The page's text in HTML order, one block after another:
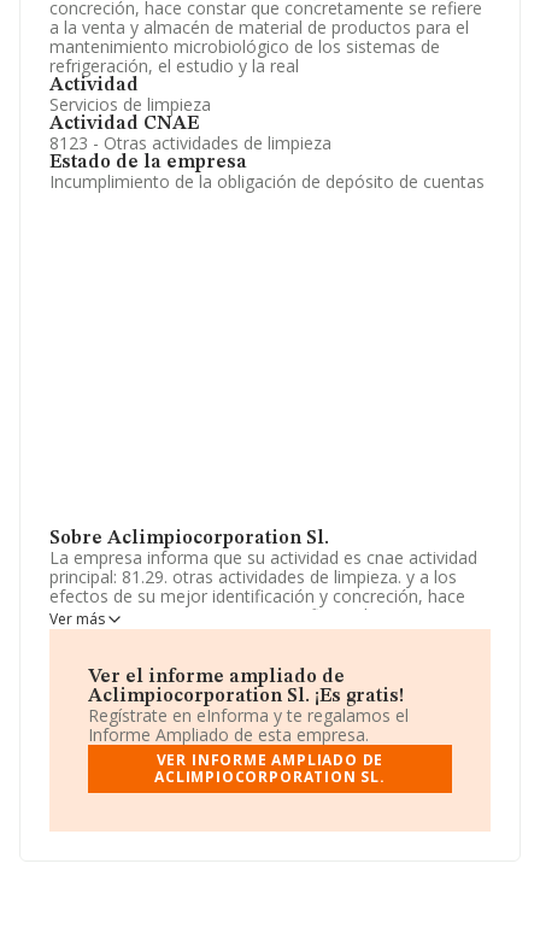
concreción, hace constar que concretamente se refiere
a la venta y almacén de material de productos para el
mantenimiento microbiológico de los sistemas de
refrigeración, el estudio y la real
Actividad
Servicios de limpieza
Actividad CNAE
8123 - Otras actividades de limpieza
Estado de la empresa
Incumplimiento de la obligación de depósito de cuentas
Sobre Aclimpiocorporation Sl.
La empresa informa que su actividad es cnae actividad
principal: 81.29. otras actividades de limpieza. y a los
efectos de su mejor identificación y concreción, hace
constar que concretamente se refiere a la venta y
almacén de material de productos para el
refrigeración, el estudio y la real. La sociedad está
registrada como Sociedad Limitada. Su CNAE
corresponde a 8123 con código '%cnae%'. No realiza
actividad de importación y/o exportación.
La empresa españolaAclimpiocorporation S.L
NIF B93573855, tiene domicilio fiscal en Calle Cesar
Andalucía.
Ver más
Ver el informe ampliado de
Aclimpiocorporation Sl. ¡Es gratis!
Regístrate en eInforma y te regalamos el
Informe Ampliado de esta empresa.
VER INFORME AMPLIADO DE
ACLIMPIOCORPORATION SL.